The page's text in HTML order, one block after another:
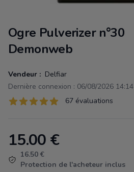
Ogre Pulverizer n°30
Demonweb
Vendeur : Delfiar
Dernière connexion : 06/08/2026 14:14
Évaluations
67 sur 5 étoiles 67 évaluations
Product information
15.00 €
16.50 €
Protection de l'acheteur inclus